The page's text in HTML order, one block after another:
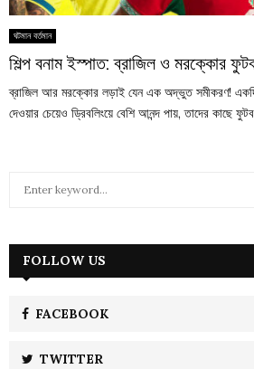
ঘটমান বর্তমান
শিল্প বনাম ইস্পাত: ব্রাজিল ও মরক্কোর
ব্রাজিল আর মরক্কোর লড়াই যেন এক অদ্ভুত সমীকরণ!
দেওয়ার চেয়েও ড্রিবলিংয়ে বেশি আনন্দ পায়, তাদের কাছে
h
FOLLOW US
FACEBOOK
TWITTER